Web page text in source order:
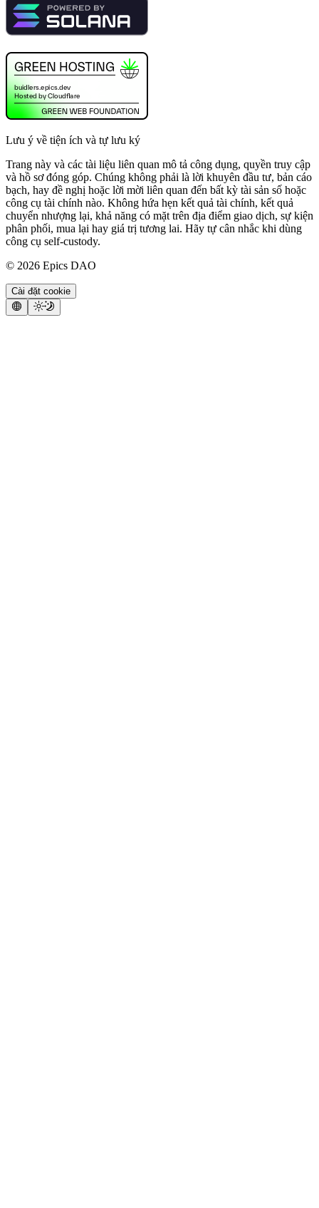
Lưu ý về tiện ích và tự lưu ký
Trang này và các tài liệu liên quan mô tả công dụng, quyền truy cập
và hồ sơ đóng góp. Chúng không phải là lời khuyên đầu tư, bản cáo
bạch, hay đề nghị hoặc lời mời liên quan đến bất kỳ tài sản số hoặc
công cụ tài chính nào. Không hứa hẹn kết quả tài chính, kết quả
chuyển nhượng lại, khả năng có mặt trên địa điểm giao dịch, sự kiện
phân phối, mua lại hay giá trị tương lai. Hãy tự cân nhắc khi dùng
công cụ self-custody.
© 2026 Epics DAO
Cài đặt cookie